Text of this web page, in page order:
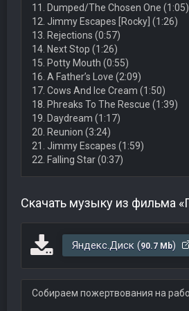
11. Dumped/The Chosen One (1:05)
12. Jimmy Escapes [Rocky] (1:26)
13. Rejections (0:57)
14. Next Stop (1:26)
15. Potty Mouth (0:55)
16. A Father’s Love (2:09)
17. Cows And Ice Cream (1:50)
18. Phreaks To The Rescue (1:39)
19. Daydream (1:17)
20. Reunion (3:24)
21. Jimmy Escapes (1:59)
22. Falling Star (0:37)
Скачать музыку из фильма
Яндекс.Диск (90.7 Mb)
Собираем пожертвования на